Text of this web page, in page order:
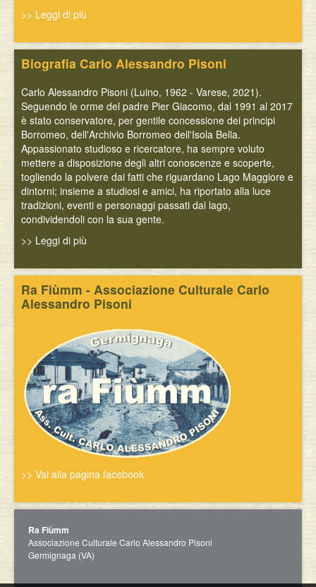
>> Leggi di più
Biografia Carlo Alessandro Pisoni
Carlo Alessandro Pisoni (Luino, 1962 - Varese, 2021).
Seguendo le orme del padre Pier Giacomo, dal 1991 al 2017
è stato conservatore, per gentile concessione dei principi
Borromeo, dell'Archivio Borromeo dell'Isola Bella.
Appassionato studioso e ricercatore, ha sempre voluto
mettere a disposizione degli altri conoscenze e scoperte,
togliendo la polvere dai fatti che riguardano Lago Maggiore e
dintorni; insieme a studiosi e amici, ha riportato alla luce
tradizioni, eventi e personaggi passati dal lago,
condividendoli con la sua gente.
>> Leggi di più
Ra Fiùmm - Associazione Culturale Carlo
Alessandro Pisoni
>> Vai alla pagina facebook
Ra Fiùmm
Associazione Culturale Carlo Alessandro Pisoni
Germignaga (VA)